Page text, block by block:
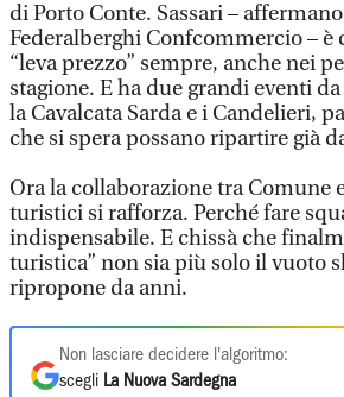
di Porto Conte. Sassari –
Federalberghi Confcommercio –
“leva prezzo” sempre, anche nei
stagione. E ha due grandi eventi
la Cavalcata Sarda e i Candelieri,
che si spera possano ripartire già
Ora la collaborazione tra Comune
turistici si rafforza. Perché fare
indispensabile. E chissà che
turistica” non sia più solo il vuoto
ripropone da anni.
Non lasciare decidere l'algoritmo:
scegli La Nuova Sardegna